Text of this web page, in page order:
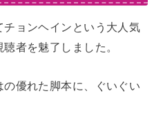
ョンヘインという大人気
者を魅了しました。
優れた脚本に、ぐいぐい